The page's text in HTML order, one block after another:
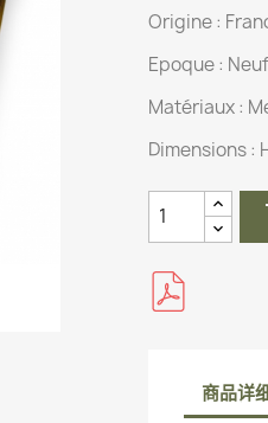
Origine :
Epoque : Neuf
Matériaux :
Dimensions :
商品详